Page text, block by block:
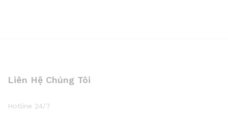
Liên Hệ Chúng Tôi
Hotline 24/7